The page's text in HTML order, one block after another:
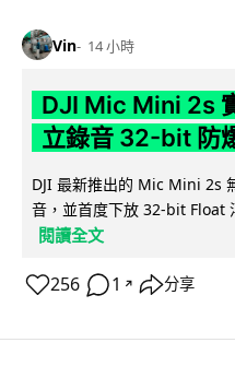
Vin 14 小時
DJI Mic Mini 2s
立錄音 32-bit 防
DJI 最新推出的 Mic Mini 2s
音，並首度下放 32-bit Float
閱讀全文
256 1 ↗ 分享